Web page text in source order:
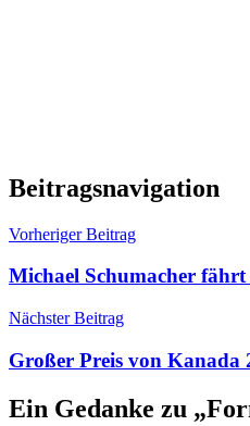
Beitragsnavigation
Vorheriger Beitrag
Michael Schumacher
Nächster Beitrag
Großer Preis von Kanada
Ein Gedanke zu „